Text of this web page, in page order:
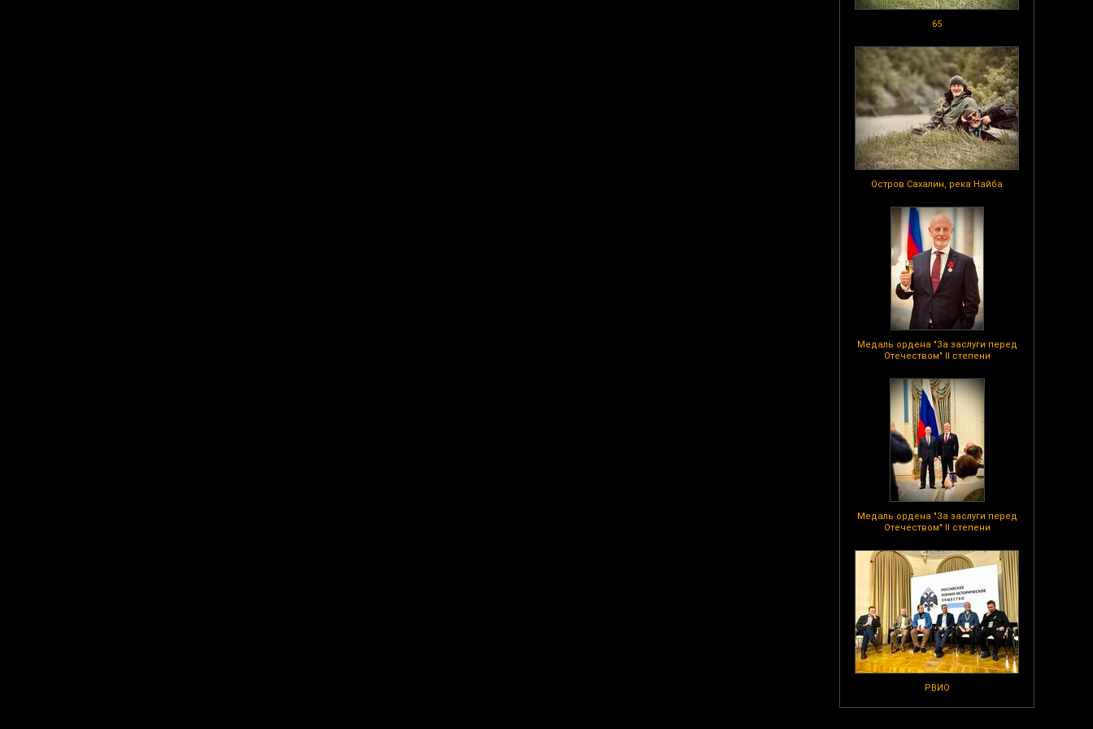
65
Остров Сахалин, река Найба
Медаль ордена "За заслуги перед
Отечеством" II степени
Медаль ордена "За заслуги перед
Отечеством" II степени
РВИО